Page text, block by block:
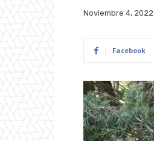
Noviembre 4, 2022
Facebook